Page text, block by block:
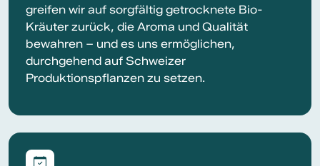
greifen wir auf sorgfältig getrocknete Bio-
Kräuter zurück, die Aroma und Qualität
bewahren – und es uns ermöglichen,
durchgehend auf Schweizer
Produktionspflanzen zu setzen.